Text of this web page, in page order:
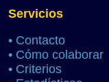
Servicios
• Contacto
• Cómo colaborar
• Criterios